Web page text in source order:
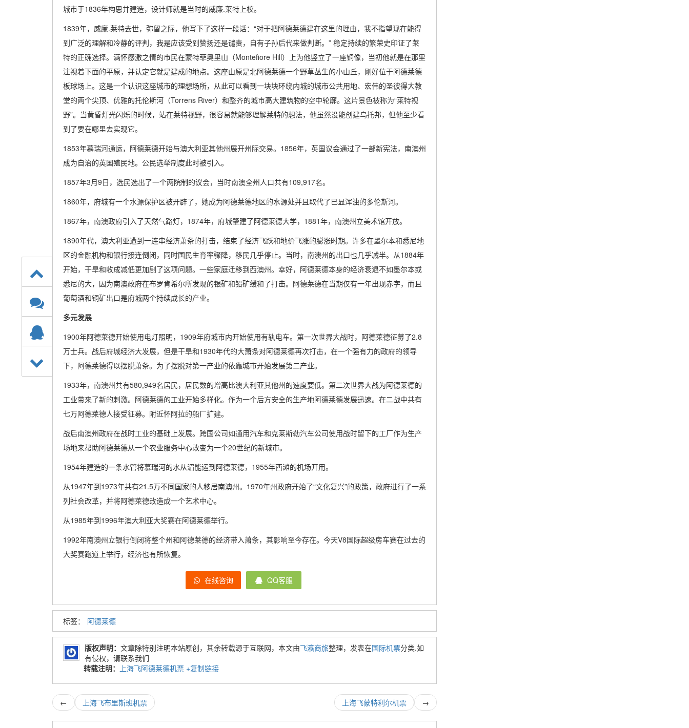
城市于1836年构思并建造，设计师就是当时的威廉.莱特上校。
1839年，威廉.莱特去世，弥留之际，他写下了这样一段话：“对于把阿德莱德建在这里的理由，我不指望现在能得
到广泛的理解和冷静的评判，我是应该受到赞扬还是谴责，自有子孙后代来做判断。” 稳定持续的繁荣史印证了莱
特的正确选择。满怀感激之情的市民在蒙特菲奥里山（Montefiore Hill）上为他竖立了一座铜像，当初他就是在那里
注视着下面的平原，并认定它就是建成的地点。这座山原是北阿德莱德一个野草丛生的小山丘，刚好位于阿德莱德
板球场上。这是一个认识这座城市的理想场所，从此可以看到一块块环绕内城的城市公共用地、宏伟的圣彼得大教
堂的两个尖顶、优雅的托伦斯河（Torrens River）和整齐的城市高大建筑物的空中轮廓。这片景色被称为“莱特视
野”。当黄昏灯光闪烁的时候，站在莱特视野，很容易就能够理解莱特的想法，他虽然没能创建乌托邦，但他至少看
到了要在哪里去实现它。
1853年慕瑞河通运，阿德莱德开始与澳大利亚其他州展开州际交易。1856年，英国议会通过了一部新宪法，南澳州
成为自治的英国殖民地。公民选举制度此时被引入。
1857年3月9日，选民选出了一个两院制的议会，当时南澳全州人口共有109,917名。
1860年，府城有一个水源保护区被开辟了，她成为阿德莱德地区的水源处并且取代了已显浑浊的多伦斯河。
1867年，南澳政府引入了天然气路灯，1874年，府城肇建了阿德莱德大学，1881年，南澳州立美术馆开放。
1890年代，澳大利亚遭到一连串经济萧条的打击，结束了经济飞跃和地价飞涨的膨涨时期。许多在墨尔本和悉尼地
区的金融机构和银行接连倒闭，同时国民生育率骤降，移民几乎停止。当时，南澳州的出口也几乎减半。从1884年
开始，干旱和收成减低更加剧了这项问题。一些家庭迁移到西澳州。幸好，阿德莱德本身的经济衰退不如墨尔本或
悉尼的大，因为南澳政府在布罗肯希尔所发现的银矿和铅矿缓和了打击。阿德莱德在当期仅有一年出现赤字，而且
葡萄酒和铜矿出口是府城两个持续成长的产业。
多元发展
1900年阿德莱德开始使用电灯照明，1909年府城市内开始使用有轨电车。第一次世界大战时，阿德莱德征募了2.8
万士兵。战后府城经济大发展，但是干旱和1930年代的大萧条对阿德莱德再次打击，在一个强有力的政府的领导
下，阿德莱德得以摆脱萧条。为了摆脱对第一产业的依靠城市开始发展第二产业。
1933年，南澳州共有580,949名居民，居民数的增高比澳大利亚其他州的速度要低。第二次世界大战为阿德莱德的
工业带来了新的刺激。阿德莱德的工业开始多样化。作为一个后方安全的生产地阿德莱德发展迅速。在二战中共有
七万阿德莱德人接受征募。附近怀阿拉的船厂扩建。
战后南澳州政府在战时工业的基础上发展。跨国公司如通用汽车和克莱斯勒汽车公司使用战时留下的工厂作为生产
场地来帮助阿德莱德从一个农业服务中心改变为一个20世纪的新城市。
1954年建造的一条水管将慕瑞河的水从湄能运到阿德莱德，1955年西滩的机场开用。
从1947年到1973年共有21.5万不同国家的人移居南澳州。1970年州政府开始了“文化复兴”的政策，政府进行了一系
列社会改革，并将阿德莱德改造成一个艺术中心。
从1985年到1996年澳大利亚大奖赛在阿德莱德举行。
1992年南澳州立银行倒闭将整个州和阿德莱德的经济带入萧条，其影响至今存在。今天V8国际超级房车赛在过去的
大奖赛跑道上举行，经济也有所恢复。
在线咨询 QQ客服
标签： 阿德莱德
版权声明： 文章除特别注明本站原创，其余转载源于互联网，本文由飞瀛商旅整理，发表在国际机票分类.如
有侵权，请联系我们
转载注明：
上海飞阿德莱德机票 +复制链接
← 上海飞布里斯班机票 →
上海飞蒙特利尔机票